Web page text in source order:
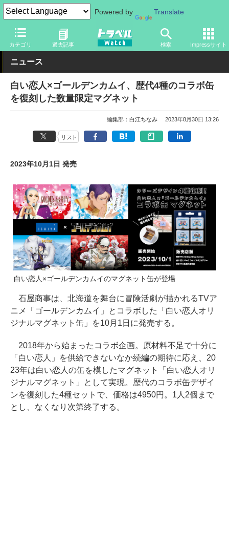
Powered by Translate
カテゴリ 過去記事 検索 Impressサイト
トラベル Watch 旅の情報 目的 お土産・特産品
ニュース
白い恋人×ゴールデンカムイ、歴代4種のコラボ缶
を復刻した数量限定マグネット
編集部：白江ちなみ 2023年8月30日 13:26
リスト
2023年10月1日 発売
白い恋人×ゴールデンカムイのマグネット缶が登場
石屋商事は、北海道を舞台に冒険活劇が描かれるTVア
ニメ「ゴールデンカムイ」とコラボした「白い恋人オリ
ジナルマグネット缶」を10月1日に発売する。
2018年から始まったコラボ企画。原材料不足で十分に
「白い恋人」を供給できないなか続編の期待に応え、20
23年は白い恋人の缶を模したマグネット「白い恋人オリ
ジナルマグネット」として実現。歴代のコラボ缶デザイ
ンを復刻した4種セットで、価格は4950円。1人2個まで
とし、なくなり次第終了する。